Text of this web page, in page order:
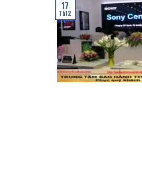
17
Th12